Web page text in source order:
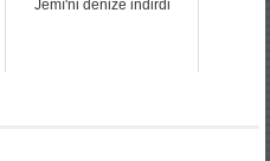
Jemî'ni denize indirdi